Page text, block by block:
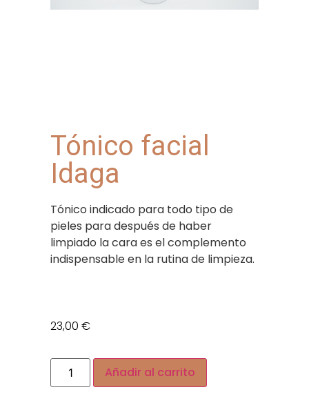
Tónico facial
Idaga
Tónico indicado para todo tipo de
pieles para después de haber
limpiado la cara es el complemento
indispensable en la rutina de limpieza.
23,00 €
Añadir al carrito